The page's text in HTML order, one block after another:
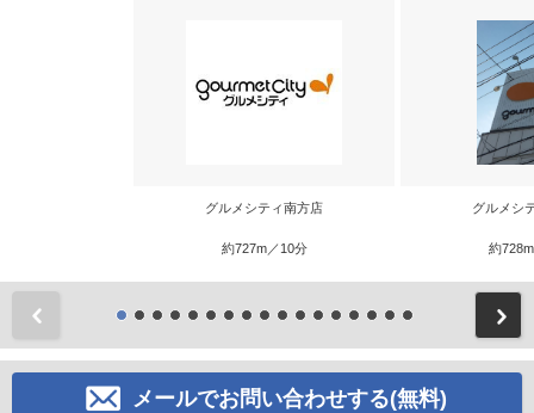
グルメシティ南方店
約727m／10分
グルメシ
約
メールでお問い合わせする(無料)